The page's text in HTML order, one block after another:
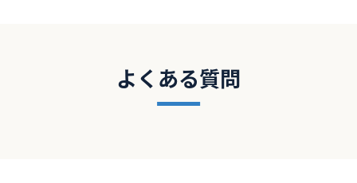
よくある質問